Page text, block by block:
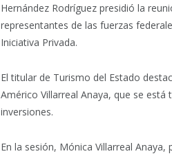
Hernández Rodríguez presidió la
representantes de las fuerzas
Iniciativa Privada.
El titular de Turismo del Estado
Américo Villarreal Anaya, que se
inversiones.
En la sesión, Mónica Villarreal